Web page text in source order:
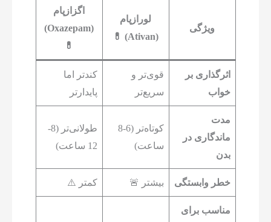
ویژگی
لورازپام
(Ativan)
💊
اگزازپام
(Oxazepam)
💊
اثرگذاری بر
خواب
قوی‌تر و
سریع‌تر
کندتر اما
پایدارتر
مدت
ماندگاری در
بدن
کوتاه‌تر (6-8
ساعت)
طولانی‌تر (8-
12 ساعت)
خطر وابستگی بیشتر 🚨 کمتر ⚠️
مناسب برای